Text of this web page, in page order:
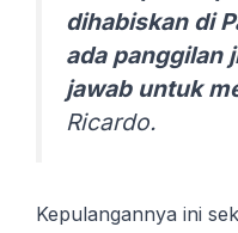
dihabiskan di
ada panggilan
jawab untuk
Ricardo.
Kepulangannya ini